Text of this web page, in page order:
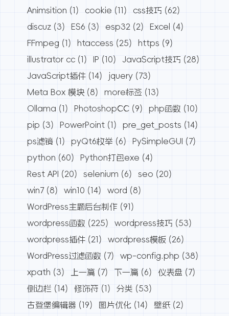
Animsition (1) cookie (11) css技巧 (62)
discuz (3) ES6 (3) esp32 (2) Excel
(4)
FFmpeg (1) htaccess (25) https (9)
illustrator cc (1) IP (10) JavaScript技巧 (28)
JavaScript插件 (14) jquery (73)
Meta Box 模块 (8) more标签 (13)
Ollama (1) PhotoshopCC (9) php函数 (10)
pip (3) PowerPoint (1) pre_get_posts (14)
ps滤镜 (1) pyQt6枚举 (6) PySimpleGUI
(7)
python (60) Python打包exe (4)
Rest API
(20) selenium (6) seo (20)
win7 (8) win10 (14) word (8)
WordPress主题后台制作 (91)
wordpress函数 (225) wordpress技巧 (53)
wordpress插件 (21) wordpress模板 (26)
WordPress过滤函数 (7) wp-config.php (38)
xpath (3) 上一篇 (7) 下一篇 (6) 仪表盘 (7)
侧边栏 (14) 修饰符 (1) 分类 (53)
古登堡编辑器 (19) 图片优化 (14) 壁纸 (2)